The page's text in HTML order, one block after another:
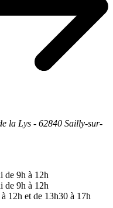
la Lys - 62840 Sailly-sur-
de 9h à 12h
de 9h à 12h
12h et de 13h30 à 17h